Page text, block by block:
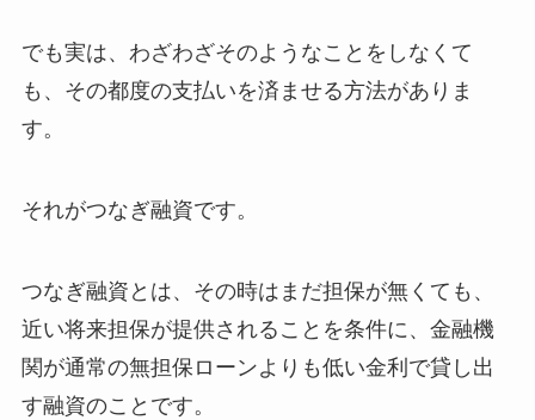
でも実は、わざわざそのようなことをしなくて
も、その都度の支払いを済ませる方法がありま
す。
それがつなぎ融資です。
つなぎ融資とは、その時はまだ担保が無くても、
近い将来担保が提供されることを条件に、金融機
関が通常の無担保ローンよりも低い金利で貸し出
す融資のことです。